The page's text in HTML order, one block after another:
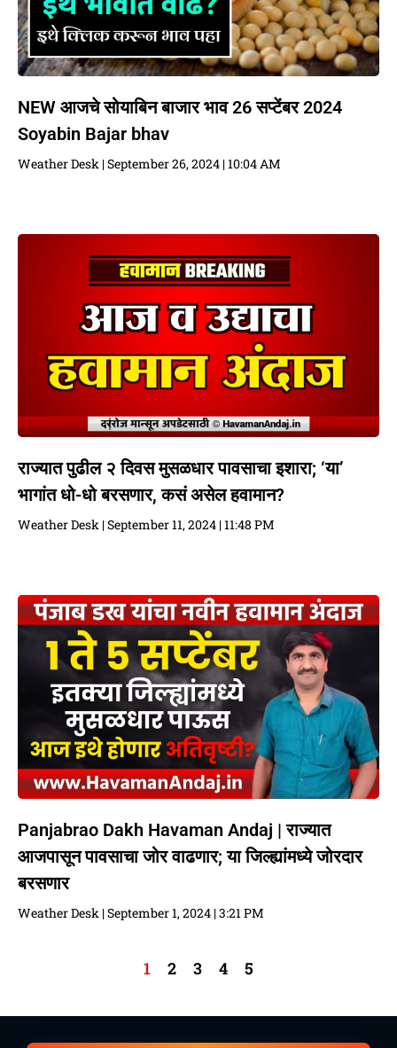
NEW आजचे सोयाबिन बाजार भाव 26 सप्टेंबर 2024
Soyabin Bajar bhav
Weather Desk September 26, 2024 10:04 AM
राज्यात पुढील २ दिवस मुसळधार पावसाचा इशारा; ‘या’
भागांत धो-धो बरसणार, कसं असेल हवामान?
Weather Desk September 11, 2024 11:48 PM
Panjabrao Dakh Havaman Andaj | राज्यात
आजपासून पावसाचा जोर वाढणार; या जिल्ह्यांमध्ये जोरदार
बरसणार
Weather Desk September 1, 2024 3:21 PM
1 2 3 4 5